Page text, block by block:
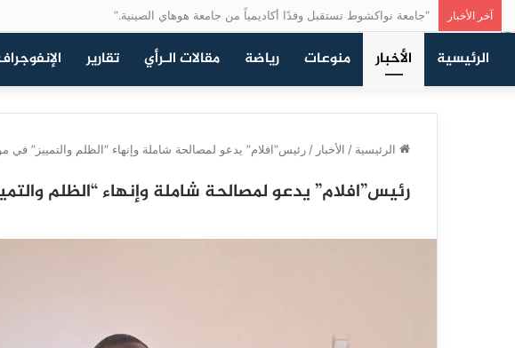
آخر الأخبار “جامعة نواكشوط تستقبل وفدًا أكاديمياً من جامعة هوهاي الصينية.”
الرئيسية الأخبار منوعات رياضة مقالات الـرأي تقارير
الرئيسية / الأخبار / رئيس”افلام” يدعو لمصالحة شاملة وإنهاء “الظلم والتمييز” في
رئيس”افلام” يدعو لمصالحة شاملة وإنهاء “الظلم